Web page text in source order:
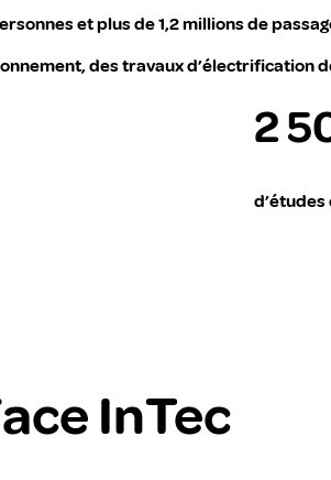
et plus de 1,2 millions de
des travaux d’électrification
2
d’études
InTec